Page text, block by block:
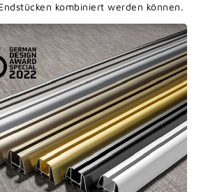
kombiniert werden können.